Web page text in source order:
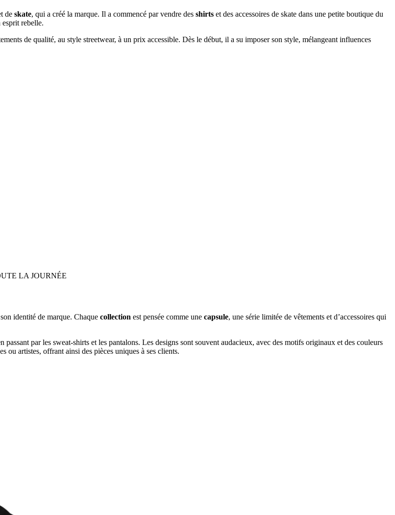
de skate, qui a créé la marque. Il a commencé par vendre des shirts et des accessoires de skate dans une petite boutique du
esprit rebelle.
de qualité, au style streetwear, à un prix accessible. Dès le début, il a su imposer son style, mélangeant influences
LA JOURNÉE
identité de marque. Chaque collection est pensée comme une capsule, une série limitée de vêtements et d’accessoires qui
par les sweat-shirts et les pantalons. Les designs sont souvent audacieux, avec des motifs originaux et des couleurs
ou artistes, offrant ainsi des pièces uniques à ses clients.